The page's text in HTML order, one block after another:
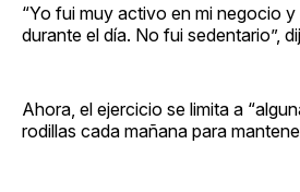
“Yo fui muy activo en mi negocio
durante el día. No fui sedentario”,
Ahora, el ejercicio se limita a
rodillas cada mañana para